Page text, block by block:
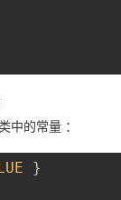
中的常量 ：
}